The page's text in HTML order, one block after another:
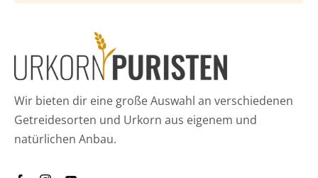
Wir bieten dir eine große Auswahl an verschiedenen
Getreidesorten und Urkorn aus eigenem und
natürlichen Anbau.